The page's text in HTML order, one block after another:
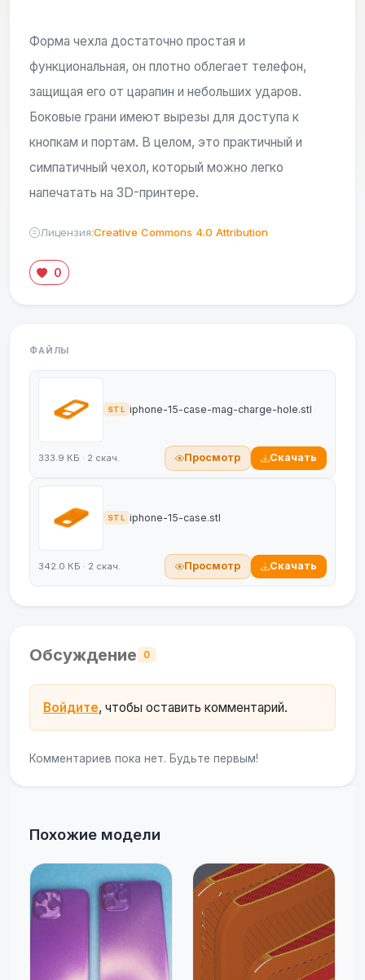
Форма чехла достаточно простая и
функциональная, он плотно облегает телефон,
защищая его от царапин и небольших ударов.
Боковые грани имеют вырезы для доступа к
кнопкам и портам. В целом, это практичный и
симпатичный чехол, который можно легко
напечатать на 3D-принтере.
Лицензия:Creative Commons 4.0 Attribution
0
ФАЙЛЫ
STL iphone-15-case-mag-charge-hole.stl
333.9 КБ · 2 скач. Просмотр Скачать
STL iphone-15-case.stl
342.0 КБ · 2 скач. Просмотр Скачать
Обсуждение 0
Войдите, чтобы оставить комментарий.
Комментариев пока нет. Будьте первым!
Похожие модели